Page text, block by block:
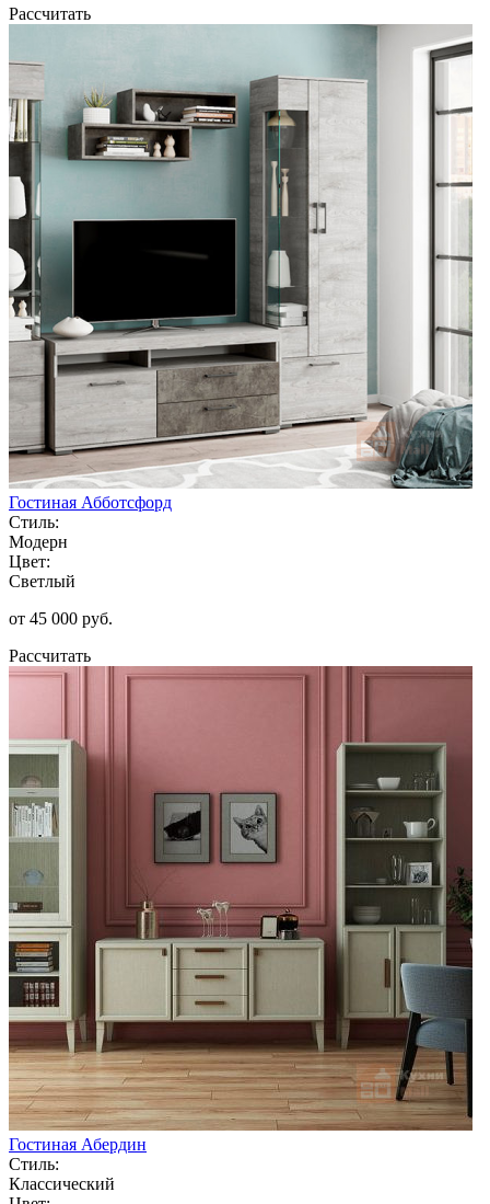
Рассчитать
Гостиная Абботсфорд
Стиль:
Модерн
Цвет:
Светлый
от 45 000 руб.
Рассчитать
Гостиная Абердин
Стиль:
Классический